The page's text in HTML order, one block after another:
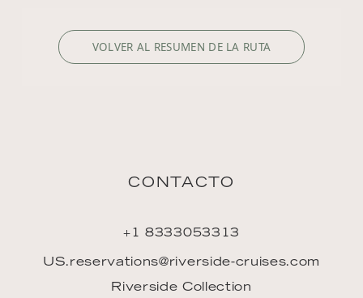
VOLVER AL RESUMEN DE LA RUTA
CONTACTO
+1 8333053313
US.reservations@riverside-cruises.com
Riverside Collection